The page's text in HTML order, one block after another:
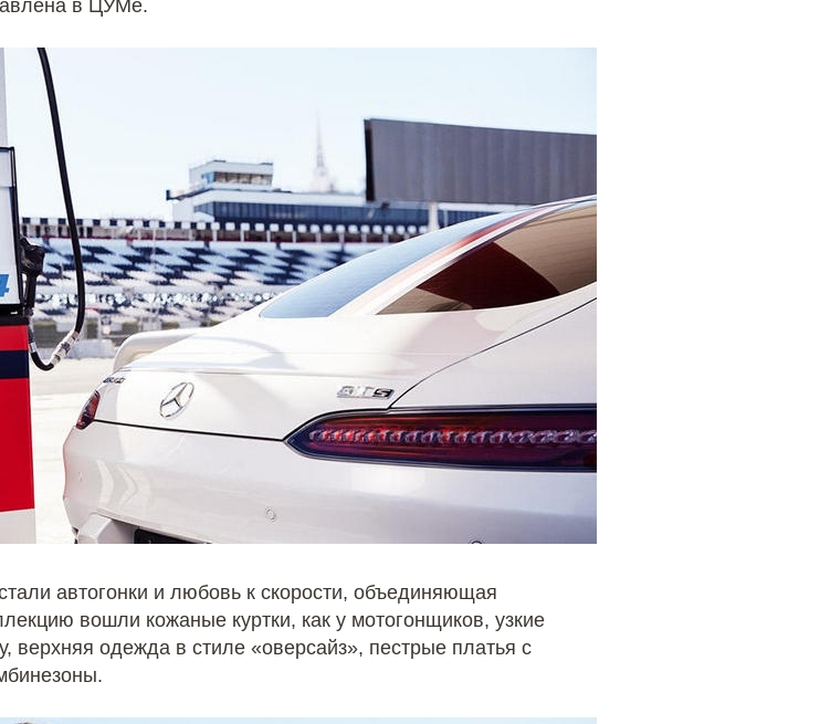
в ЦУМе.
автогонки и любовь к скорости, объединяющая
вошли кожаные куртки, как у мотогонщиков, узкие
одежда в стиле «оверсайз», пестрые платья с